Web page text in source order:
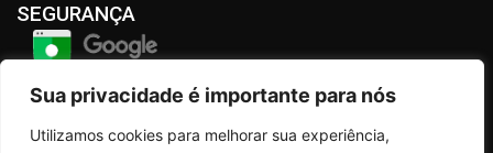
Sua privacidade é importante para nós
Utilizamos cookies para melhorar sua experiência,
SEGURANÇA